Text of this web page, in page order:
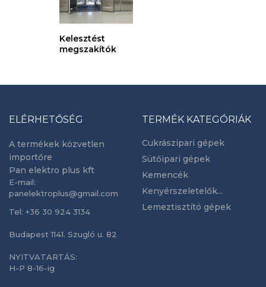
Kelesztést
megszakítók
ELÉRHETŐSÉG
A termékek közvetlen
importőre
Pan elektro plus kft
E-mail:
panelektroplus@gmail.com
Tel: +36 30 924 3134
Budapest 1141. Szugló u. 82
NYITVATARTÁS:
H-P 8-16-ig
TERMÉK KATEGÓRIÁK
Cukrászipari gépek
Sütőipari gépek
Kemencék
Kenyérszeletelők...
Lemeztisztító gépek